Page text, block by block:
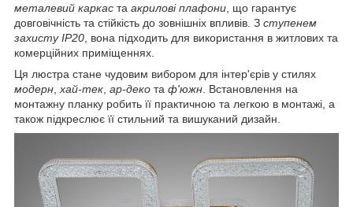
металевий каркас та акрилові плафони , що гарантує
довговічність та стійкість до зовнішніх впливів. З ступенем
захисту IP20 , вона підходить для використання в житлових та
комерційних приміщеннях.
Ця люстра стане чудовим вибором для інтер'єрів у стилях
модерн хай-тек ар-деко та ф'южн . Встановлення на
монтажну планку робить її практичною та легкою в монтажі, а
також підкреслює її стильний та вишуканий дизайн.